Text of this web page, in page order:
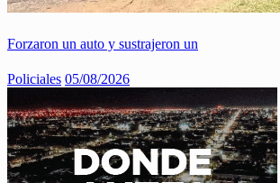
Forzaron un auto y sustrajeron un
Policiales 05/08/2026